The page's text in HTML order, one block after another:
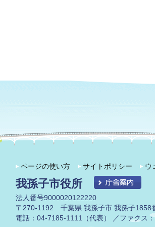
ページの使い方 サイトポリシー ウ
我孫子市役所
法人番号9000020122220
〒270-1192 千葉県 我孫子市 我孫子1858
電話：04-7185-1111（代表） ／ファクス